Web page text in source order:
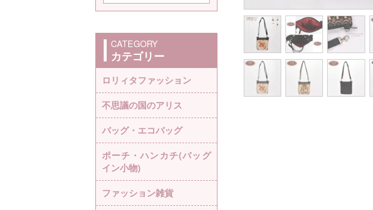
CATEGORY
カテゴリー
ロリィタファッション
不思議の国のアリス
バッグ・エコバッグ
ポーチ・ハンカチ(バッグ
イン小物)
ファッション雑貨